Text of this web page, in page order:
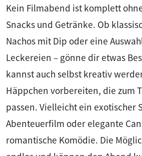
Kein Filmabend ist komplett
Snacks und Getränke. Ob
Nachos mit Dip oder eine
Leckereien – gönne dir etwas
kannst auch selbst kreativ
Häppchen vorbereiten, die zum
passen. Vielleicht ein exotischer
Abenteuerfilm oder elegante
romantische Komödie. Die